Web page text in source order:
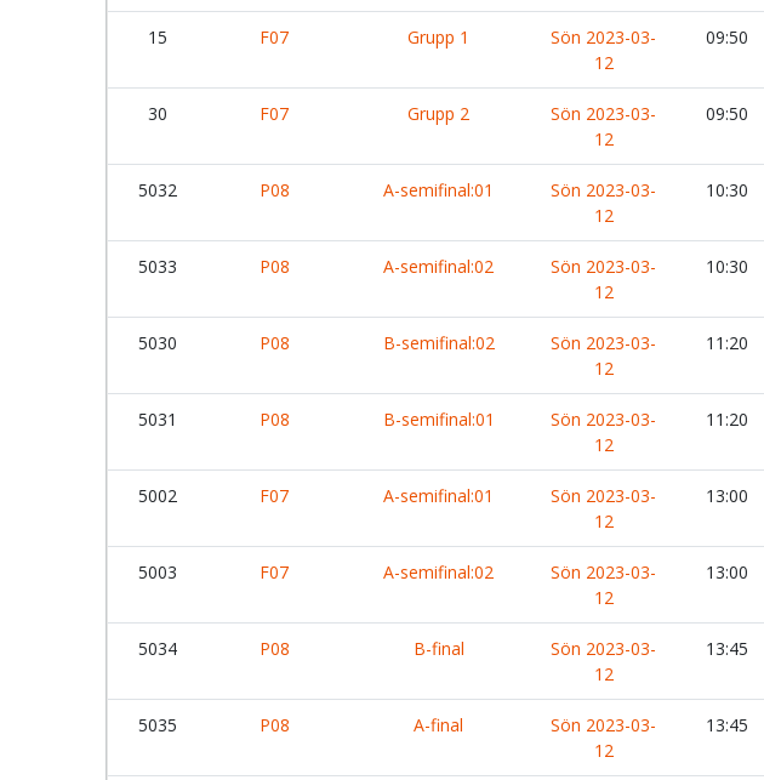
15 F07 Grupp 1
Sön 2023-03-
12
09:50
30 F07 Grupp 2
Sön 2023-03-
12
09:50
5032 P08 A-semifinal:01
Sön 2023-03-
12
10:30
5033 P08 A-semifinal:02
Sön 2023-03-
12
10:30
5030 P08 B-semifinal:02
Sön 2023-03-
12
11:20
5031 P08 B-semifinal:01
Sön 2023-03-
12
11:20
5002 F07 A-semifinal:01
Sön 2023-03-
12
13:00
5003 F07 A-semifinal:02
Sön 2023-03-
12
13:00
5034 P08 B-final
Sön 2023-03-
12
13:45
5035 P08 A-final
Sön 2023-03-
12
13:45